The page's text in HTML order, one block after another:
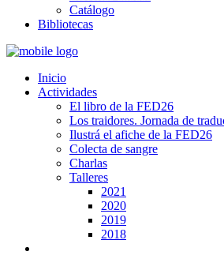
Catálogo
Bibliotecas
Inicio
Actividades
El libro de la FED26
Los traidores. Jornada de
Ilustrá el afiche de la FED26
Colecta de sangre
Charlas
Talleres
2021
2020
2019
2018